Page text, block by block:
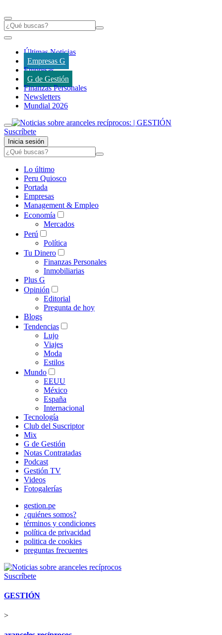
Últimas Noticias
Empresas G
Empresas
G de Gestión
Finanzas Personales
Newsletters
Mundial 2026
Suscríbete
Inicia sesión
Lo último
Peru Quiosco
Portada
Empresas
Management & Empleo
Economía
Mercados
Perú
Política
Tu Dinero
Finanzas Personales
Inmobiliarias
Plus G
Opinión
Editorial
Pregunta de hoy
Blogs
Tendencias
Lujo
Viajes
Moda
Estilos
Mundo
EEUU
México
España
Internacional
Tecnología
Club del Suscriptor
Mix
G de Gestión
Notas Contratadas
Podcast
Gestión TV
Videos
Fotogalerías
gestion.pe
¿quiénes somos?
términos y condiciones
política de privacidad
politica de cookies
preguntas frecuentes
Suscríbete
GESTIÓN
>